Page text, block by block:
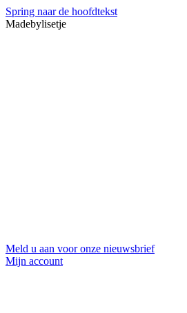
Spring naar de hoofdtekst
Madebylisetje
Meld u aan voor onze nieuwsbrief
Mijn account